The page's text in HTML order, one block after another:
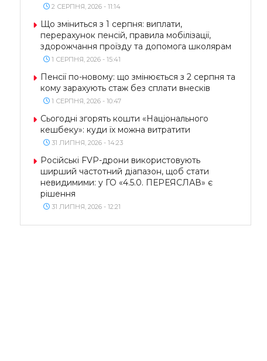
2 СЕРПНЯ, 2026 - 11:14
Що зміниться з 1 серпня: виплати,
перерахунок пенсій, правила мобілізації,
здорожчання проїзду та допомога школярам
1 СЕРПНЯ, 2026 - 15:41
Пенсії по-новому: що змінюється з 2 серпня та
кому зарахують стаж без сплати внесків
1 СЕРПНЯ, 2026 - 10:47
Сьогодні згорять кошти «Національного
кешбеку»: куди їх можна витратити
31 ЛИПНЯ, 2026 - 14:23
Російські FVP-дрони використовують
ширший частотний діапазон, щоб стати
невидимими: у ГО «4.5.0. ПЕРЕЯСЛАВ» є
рішення
31 ЛИПНЯ, 2026 - 12:21